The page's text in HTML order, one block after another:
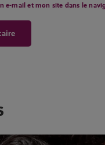
e-mail et mon site dans le